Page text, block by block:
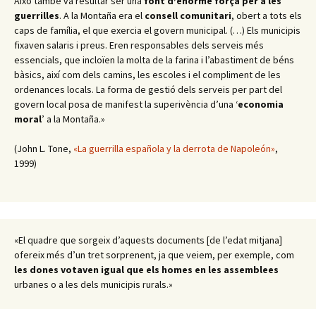
guerrilles. A la Montaña era el consell comunitari, obert a tots els
caps de família, el que exercia el govern municipal. (…) Els municipis
fixaven salaris i preus. Eren responsables dels serveis més
essencials, que incloïen la molta de la farina i l’abastiment de béns
bàsics, així com dels camins, les escoles i el compliment de les
ordenances locals. La forma de gestió dels serveis per part del
govern local posa de manifest la superivència d’una ‘economia
moral’ a la Montaña.»
(John L. Tone, «La guerrilla española y la derrota de Napoleón»,
1999)
«El quadre que sorgeix d’aquests documents [de l’edat mitjana]
ofereix més d’un tret sorprenent, ja que veiem, per exemple, com
les dones votaven igual que els homes en les assemblees
urbanes o a les dels municipis rurals.»